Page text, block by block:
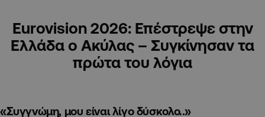
Eurovision 2026: Επέστρεψε στην
Ελλάδα ο Ακύλας – Συγκίνησαν τα
πρώτα του λόγια
«Συγγνώμη, μου είναι λίγο δύσκολο..»